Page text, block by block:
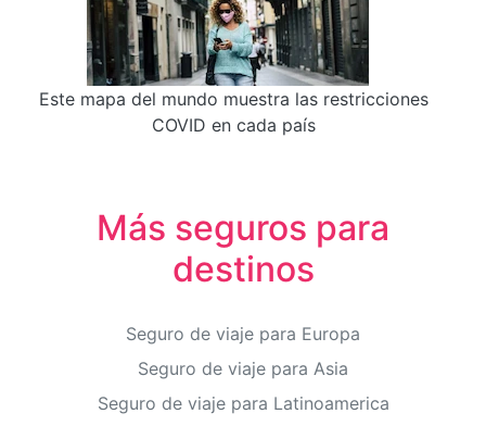
Este mapa del mundo muestra las restricciones
COVID en cada país
Más seguros para
destinos
Seguro de viaje para Europa
Seguro de viaje para Asia
Seguro de viaje para Latinoamerica